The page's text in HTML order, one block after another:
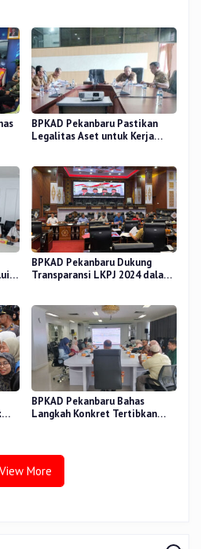
BPKAD Pekanbaru Pastikan
Legalitas Aset untuk Kerja
BPKAD Pekanbaru Dukung
Transparansi LKPJ 2024 dalam
BPKAD Pekanbaru Bahas
Langkah Konkret Tertibkan
View More